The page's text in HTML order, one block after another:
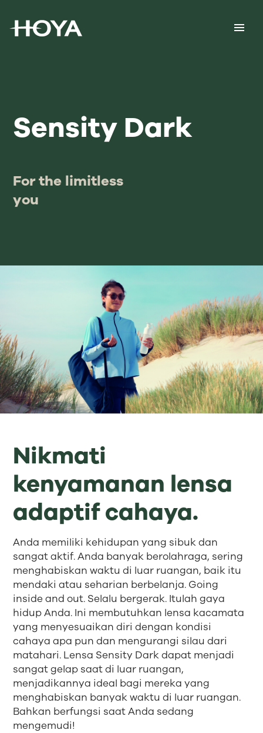
For the limitless
you
Sensity Dark
Nikmati
kenyamanan lensa
adaptif cahaya.
Anda memiliki kehidupan yang sibuk dan
sangat aktif. Anda banyak berolahraga, sering
menghabiskan waktu di luar ruangan, baik itu
mendaki atau seharian berbelanja. Going
inside and out. Selalu bergerak. Itulah gaya
hidup Anda. Ini membutuhkan lensa kacamata
yang menyesuaikan diri dengan kondisi
cahaya apa pun dan mengurangi silau dari
matahari. Lensa Sensity Dark dapat menjadi
sangat gelap saat di luar ruangan,
menjadikannya ideal bagi mereka yang
menghabiskan banyak waktu di luar ruangan.
Bahkan berfungsi saat Anda sedang
mengemudi!